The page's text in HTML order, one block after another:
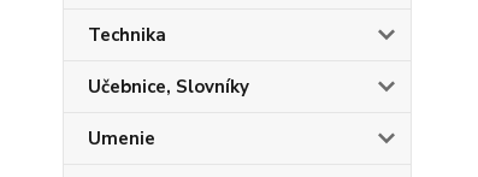
Technika
Učebnice, Slovníky
Umenie